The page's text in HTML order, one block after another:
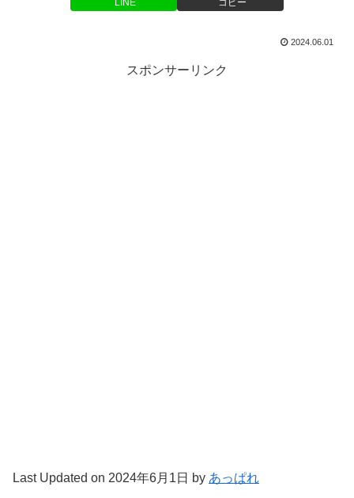
LINE コピー
2024.06.01
スポンサーリンク
Last Updated on 2024年6月1日 by あっぱれ